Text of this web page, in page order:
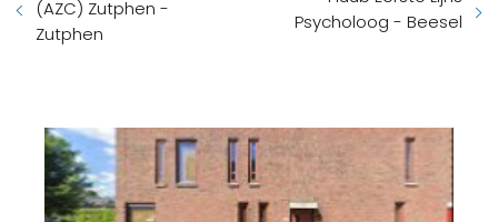
(AZC) Zutphen -
Zutphen
Psycholoog - Beesel